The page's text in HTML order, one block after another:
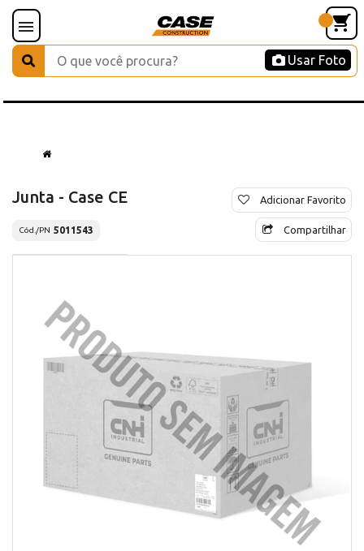
Usar Foto
Junta - Case CE
Cód./PN 5011543
Adicionar Favorito
Compartilhar